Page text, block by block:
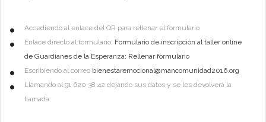
Accediendo al enlace del QR para rellenar el formulario
Enlace directo al formulario: Formulario de inscripción al taller online
de Guardianes de la Esperanza: Rellenar formulario
Escribiendo al correo bienestaremocional@mancomunidad2016.org
Llamando al 91 620 38 42 dejando sus datos y se les devolverá la
llamada